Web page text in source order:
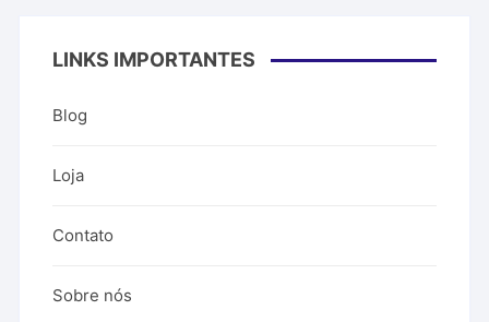
LINKS IMPORTANTES
Blog
Loja
Contato
Sobre nós